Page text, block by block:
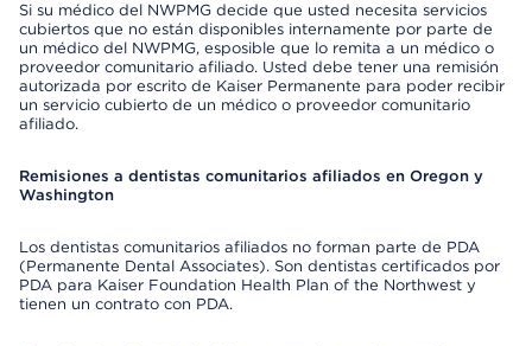
Si su médico del NWPMG decide que usted necesita servicios
cubiertos que no están disponibles internamente por parte de
un médico del NWPMG, esposible que lo remita a un médico o
proveedor comunitario afiliado. Usted debe tener una remisión
autorizada por escrito de Kaiser Permanente para poder recibir
un servicio cubierto de un médico o proveedor comunitario
afiliado.
Remisiones a dentistas comunitarios afiliados en Oregon y
Washington
Los dentistas comunitarios afiliados no forman parte de PDA
(Permanente Dental Associates). Son dentistas certificados por
PDA para Kaiser Foundation Health Plan of the Northwest y
tienen un contrato con PDA.